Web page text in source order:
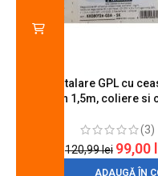
Kit instalare GPL cu
furtun 1,5m, coliere si
(3)
120,99lei 99,00
ADAUGĂ ÎN